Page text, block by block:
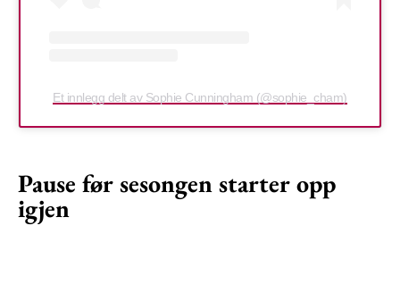
Et innlegg delt av Sophie Cunningham (@sophie_cham)
Pause før sesongen starter opp
igjen